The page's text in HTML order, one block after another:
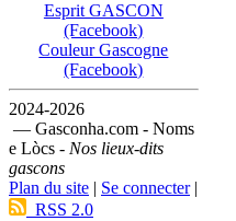
Esprit GASCON
(Facebook)
Couleur Gascogne
(Facebook)
2024-2026
— Gasconha.com - Noms
e Lòcs - Nos lieux-dits
gascons
Plan du site | Se connecter|
RSS 2.0